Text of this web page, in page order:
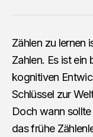
Zählen zu lernen
Zahlen. Es ist ein
kognitiven
Schlüssel zur
Doch wann
das frühe